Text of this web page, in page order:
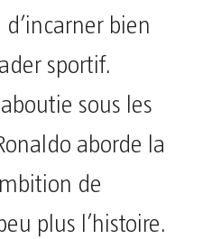
bien
sportif.
sous les
aborde la
de
plus l’histoire.